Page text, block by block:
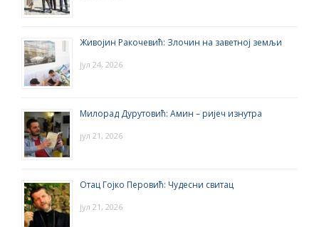
Живојин Ракочевић: Злочин на заветној земљи
јул 24, 2026
Милорад Дурутовић: Амин – ријеч изнутра
јул 21, 2026
Отац Гојко Перовић: Чудесни свитац
јул 21, 2026